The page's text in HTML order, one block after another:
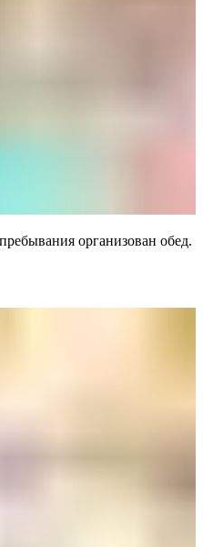
организован обед.